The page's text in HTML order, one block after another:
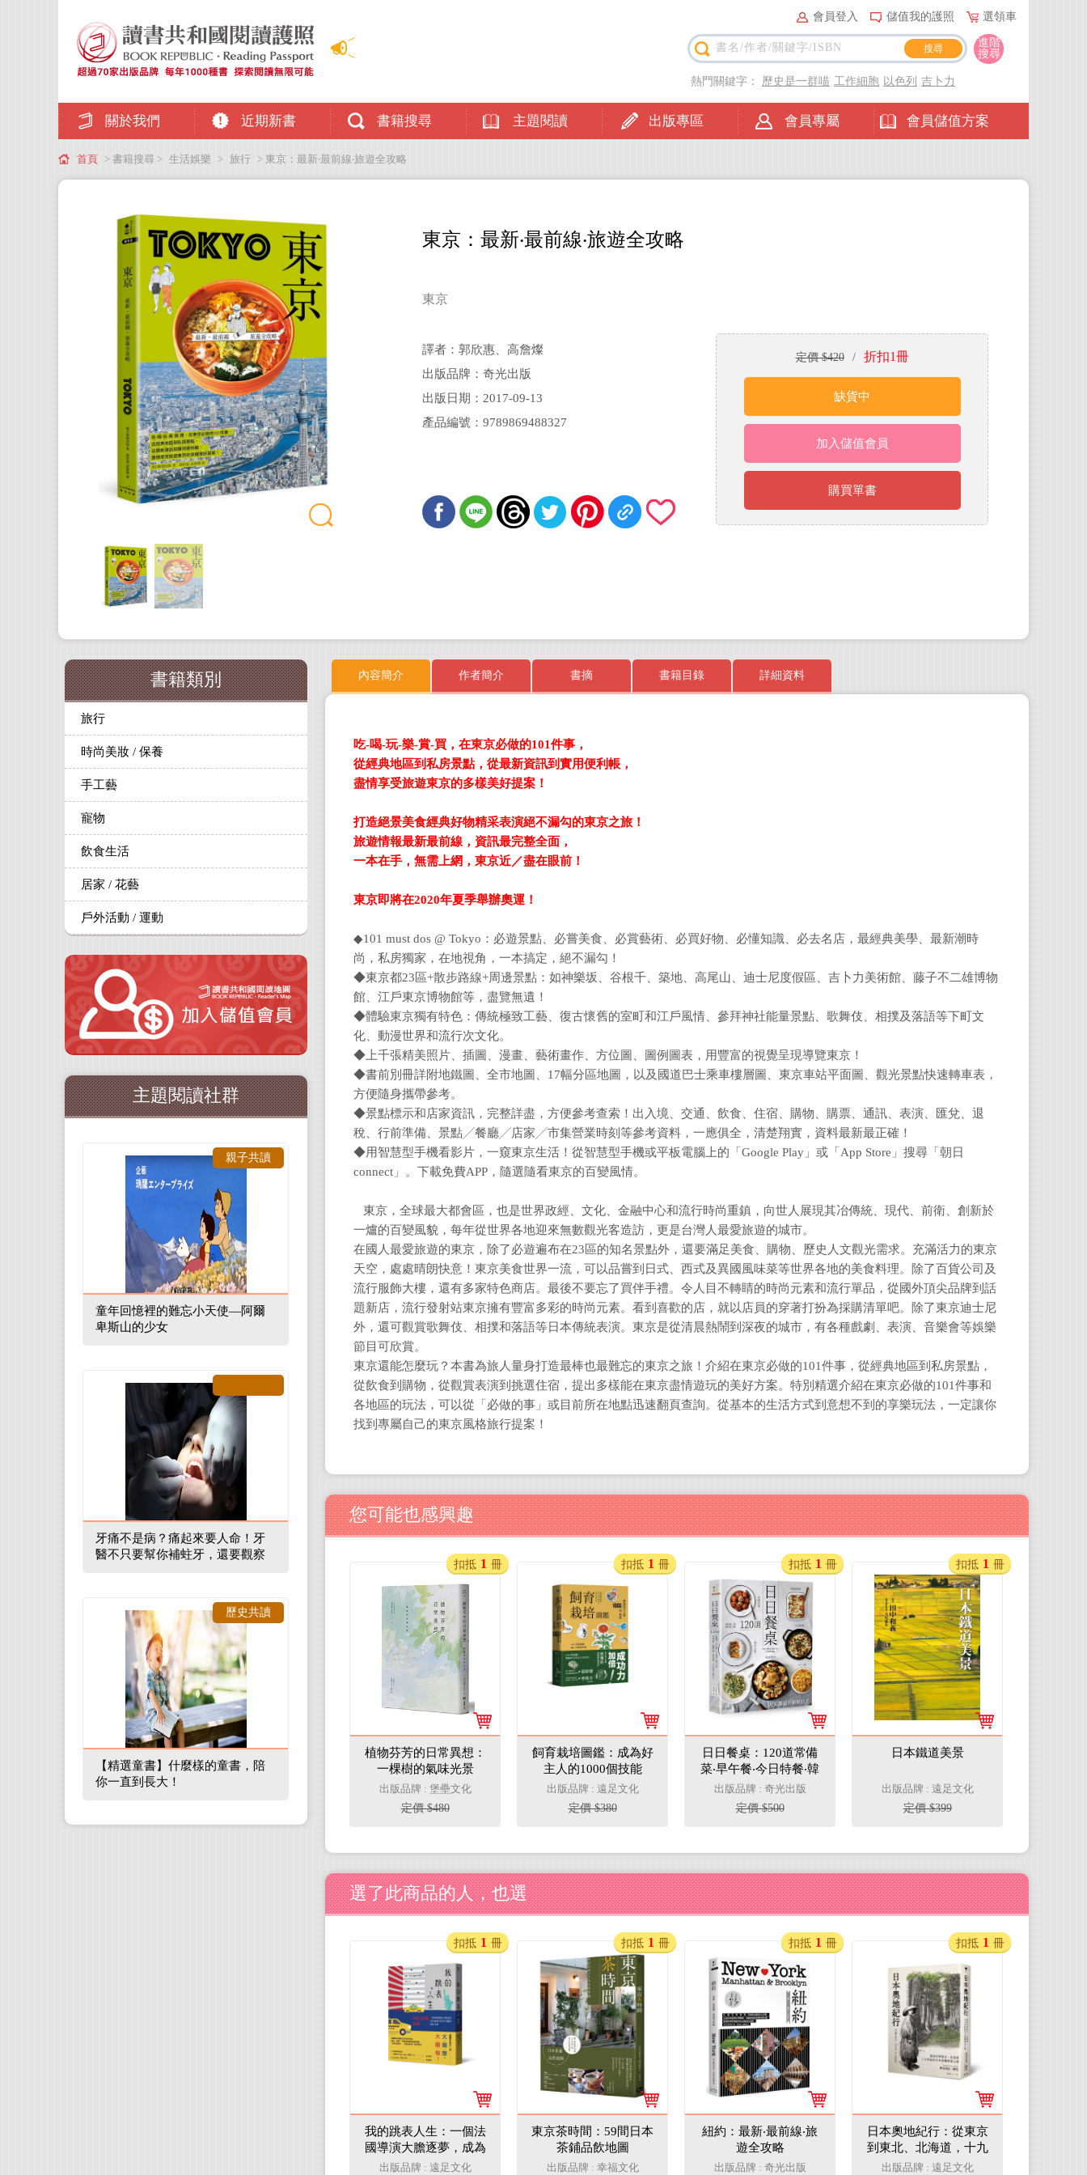
會員登入 儲值我的護照 選領車
關於我們 近期新書 書籍搜尋 主題閱讀 出版專區 會員專屬 會員儲值方案
進階
搜尋
熱門關鍵字： 歷史是一群喵 工作細胞 以色列 吉卜力
首頁 > 書籍搜尋 > 生活娛樂 > 旅行 > 東京：最新‧最前線‧旅遊全攻略
東京：最新‧最前線‧旅遊全攻略
東京
譯者：郭欣惠、高詹燦
出版品牌：奇光出版
出版日期：2017-09-13
產品編號：9789869488327
定價 $420 / 折扣1冊
缺貨中
加入儲值會員
購買單書
內容簡介 作者簡介 書摘 書籍目錄 詳細資料
吃-喝-玩-樂-賞-買，在東京必做的101件事，
從經典地區到私房景點，從最新資訊到實用便利帳，
盡情享受旅遊東京的多樣美好提案！
打造絕景美食經典好物精采表演絕不漏勾的東京之旅 ！
旅遊情報最新最前線，資訊最完整全面，
一本在手， 無需上網，東京近／盡在眼前！
東京即將在2020年夏季舉辦奧運 ！
◆101 must dos @ Tokyo：必遊景點、必嘗美食、必賞藝術、必買好物、必懂知識、必去名店，最經典美學、最新潮時
尚，私房獨家，在地視角，一本搞定，絕不漏勾！
◆東京都23區+散步路線+周邊景點：如神樂坂、谷根千、築地、高尾山、迪士尼度假區、吉卜力美術館、藤子不二雄博物
館、江戶東京博物館等，盡覽無遺！
◆體驗東京獨有特色：傳統極致工藝、復古懷舊的室町和江戶風情、參拜神社能量景點、歌舞伎、相撲及落語等下町文
化、動漫世界和流行次文化。
◆上千張精美照片、插圖、漫畫、藝術畫作、方位圖、圖例圖表，用豐富的視覺呈現導覽東京！
◆書前別冊詳附地鐵圖、全市地圖、17幅分區地圖，以及國道巴士乘車樓層圖、東京車站平面圖、觀光景點快速轉車表，
方便隨身攜帶參考。
◆景點標示和店家資訊，完整詳盡，方便參考查索！出入境、交通、飲食、住宿、購物、購票、通訊、表演、匯兌、退
稅、行前準備、景點╱餐廳╱店家╱市集營業時刻等參考資料，一應俱全，清楚翔實，資料最新最正確！
◆用智慧型手機看影片，一窺東京生活！從智慧型手機或平板電腦上的「Google Play」或「App Store」搜尋「朝日
connect」。下載免費APP，隨選隨看東京的百變風情。
東京，全球最大都會區，也是世界政經、文化、金融中心和流行時尚重鎮，向世人展現其冶傳統、現代、前衛、創新於
一爐的百變風貌，每年從世界各地迎來無數觀光客造訪，更是台灣人最愛旅遊的城市。
在國人最愛旅遊的東京，除了必遊遍布在23區的知名景點外，還要滿足美食、購物、歷史人文觀光需求。充滿活力的東京
天空，處處晴朗快意！東京美食世界一流，可以品嘗到日式、西式及異國風味菜等世界各地的美食料理。除了百貨公司及
流行服飾大樓，還有多家特色商店。最後不要忘了買伴手禮。令人目不轉睛的時尚元素和流行單品，從國外頂尖品牌到話
題新店，流行發射站東京擁有豐富多彩的時尚元素。看到喜歡的店，就以店員的穿著打扮為採購清單吧。除了東京迪士尼
外，還可觀賞歌舞伎、相撲和落語等日本傳統表演。東京是從清晨熱鬧到深夜的城市，有各種戲劇、表演、音樂會等娛樂
節目可欣賞。
東京還能怎麼玩？本書為旅人量身打造最棒也最難忘的東京之旅！介紹在東京必做的101件事，從經典地區到私房景點，
從飲食到購物，從觀賞表演到挑選住宿，提出多樣能在東京盡情遊玩的美好方案。特別精選介紹在東京必做的101件事和
各地區的玩法，可以從「必做的事」或目前所在地點迅速翻頁查詢。從基本的生活方式到意想不到的享樂玩法，一定讓你
找到專屬自己的東京風格旅行提案！
您可能也感興趣
植物芬芳的日常異想：
一棵樹的氣味光景
出版品牌 : 堡壘文化
定價 $480
扣抵 1 冊
飼育栽培圖鑑：成為好
主人的1000個技能
出版品牌 : 遠足文化
定價 $380
扣抵 1 冊
日日餐桌：120道常備
菜‧早午餐‧今日特餐‧韓
式小菜‧單盤料理‧療癒
料理‧聚會餐點，天天都
是下廚好日子【二版】
出版品牌 : 奇光出版
定價 $500
扣抵 1 冊
日本鐵道美景
出版品牌 : 遠足文化
定價 $399
扣抵 1 冊
選了此商品的人，也選
我的跳表人生：一個法
國導演大膽逐夢，成為
紐約計程車司機的瘋狂
出版品牌 : 遠足文化
扣抵 1 冊
東京茶時間：59間日本
茶鋪品飲地圖
出版品牌 : 幸福文化
扣抵 1 冊
紐約：最新‧最前線‧旅
遊全攻略
出版品牌 : 奇光出版
扣抵 1 冊
日本奧地紀行：從東京
到東北、北海道，十九
世紀的日本原鄉探索之
出版品牌 : 遠足文化
扣抵 1 冊
書籍類別
旅行
時尚美妝 / 保養
手工藝
寵物
飲食生活
居家 / 花藝
戶外活動 / 運動
主題閱讀社群
童年回憶裡的難忘小天使—阿爾
卑斯山的少女
親子共讀
牙痛不是病？痛起來要人命！牙
醫不只要幫你補蛀牙，還要觀察
【精選童書】什麼樣的童書，陪
你一直到長大！
歷史共讀